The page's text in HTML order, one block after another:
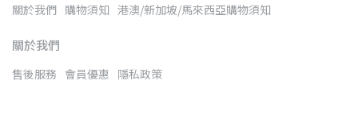
關於我們 購物須知 港澳/新加坡/馬來西亞購物須知
關於我們
售後服務 會員優惠 隱私政策